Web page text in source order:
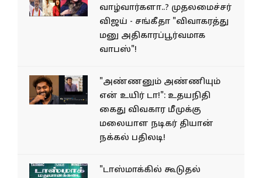
வாழ்வார்களா..? முதலமைச்சர்
விஜய் - சங்கீதா "விவாகரத்து
மனு அதிகாரப்பூர்வமாக
வாபஸ்"!
"அண்ணனும் அண்ணியும்
என் உயிர் டா!": உதயநிதி
கைது விவகார மீமுக்கு
மலையாள நடிகர் தியான்
நக்கல் பதிலடி!
"டாஸ்மாக்கில் கூடுதல்